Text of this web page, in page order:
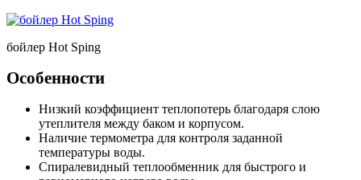
бойлер Hot Sping
Особенности
Низкий коэффициент теплопотерь благодаря слою
утеплителя между баком и корпусом.
Наличие термометра для контроля заданной
температуры воды.
Спиралевидный теплообменник для быстрого и